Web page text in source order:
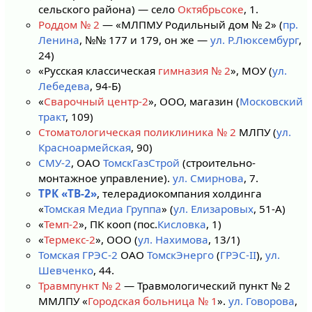
сельского района) — село Октябрьсоке, 1.
Роддом № 2 — «МЛПМУ Родильный дом № 2» (пр.
Ленина, №№ 177 и 179, он же —ул. Р.Люксембург,
24)
«Русская классическая гимназия № 2», МОУ (ул.
Лебедева, 94-Б)
«Сварочный центр-2», ООО, магазин (Московский
тракт, 109)
Стоматологическая поликлиника № 2 МЛПУ (ул.
Красноармейская, 90)
СМУ-2, ОАОТомскГазСтрой (строительно-
монтажное управление).ул. Смирнова, 7.
ТРК «ТВ-2», телерадиокомпания холдинга
«Томская Медиа Группа» (ул. Елизаровых, 51-А)
«Темп-2», ПК кооп (пос.Кисловка, 1)
«Термекс-2», ООО (ул. Нахимова, 13/1)
Томская ГРЭС-2 ОАОТомскЭнерго (ГРЭС-II),ул.
Шевченко, 44.
Травмпункт № 2 — Травмологический пункт № 2
ММЛПУ «Городская больница № 1».ул. Говорова,